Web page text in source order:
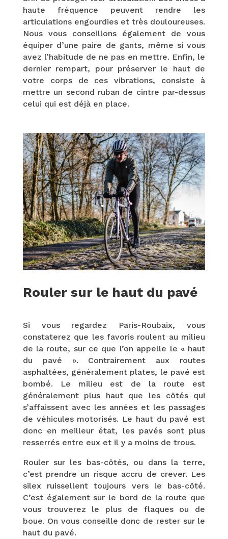
haute fréquence peuvent rendre les
articulations engourdies et très douloureuses.
Nous vous conseillons également de vous
équiper d’une paire de gants, même si vous
avez l’habitude de ne pas en mettre. Enfin, le
dernier rempart, pour préserver le haut de
votre corps de ces vibrations, consiste à
mettre un second ruban de cintre par-dessus
celui qui est déjà en place.
Rouler sur le haut du pavé
Si vous regardez Paris-Roubaix, vous
constaterez que les favoris roulent au milieu
de la route, sur ce que l’on appelle le « haut
du pavé ». Contrairement aux routes
asphaltées, généralement plates, le pavé est
bombé. Le milieu est de la route est
généralement plus haut que les côtés qui
s’affaissent avec les années et les passages
de véhicules motorisés. Le haut du pavé est
donc en meilleur état, les pavés sont plus
resserrés entre eux et il y a moins de trous.
Rouler sur les bas-côtés, ou dans la terre,
c’est prendre un risque accru de crever. Les
silex ruissellent toujours vers le bas-côté.
C’est également sur le bord de la route que
vous trouverez le plus de flaques ou de
boue. On vous conseille donc de rester sur le
haut du pavé.